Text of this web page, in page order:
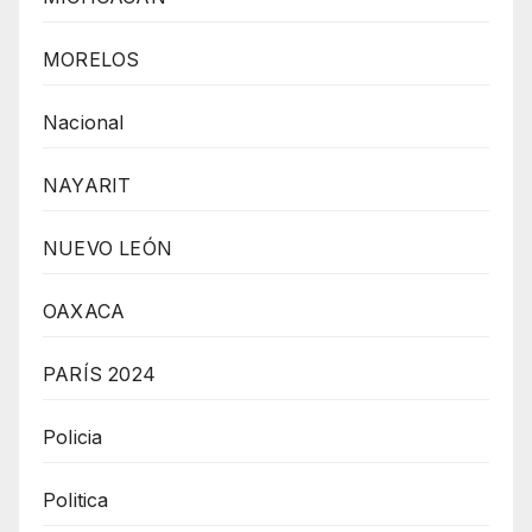
MORELOS
Nacional
NAYARIT
NUEVO LEÓN
OAXACA
PARÍS 2024
Policia
Politica